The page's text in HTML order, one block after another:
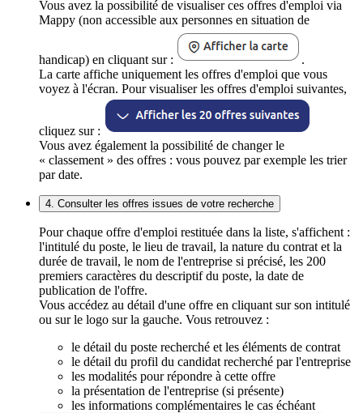
Vous avez la possibilité de visualiser ces offres d'emploi via
Mappy (non accessible aux personnes en situation de
handicap) en cliquant sur :
.
La carte affiche uniquement les offres d'emploi que vous
voyez à l'écran. Pour visualiser les offres d'emploi suivantes,
cliquez sur :
Vous avez également la possibilité de changer le
« classement » des offres : vous pouvez par exemple les trier
par date.
4. Consulter les offres issues de votre recherche
Pour chaque offre d'emploi restituée dans la liste, s'affichent :
l'intitulé du poste, le lieu de travail, la nature du contrat et la
durée de travail, le nom de l'entreprise si précisé, les 200
premiers caractères du descriptif du poste, la date de
publication de l'offre.
Vous accédez au détail d'une offre en cliquant sur son intitulé
ou sur le logo sur la gauche. Vous retrouvez :
le détail du poste recherché et les éléments de contrat
le détail du profil du candidat recherché par l'entreprise
les modalités pour répondre à cette offre
la présentation de l'entreprise (si présente)
les informations complémentaires le cas échéant